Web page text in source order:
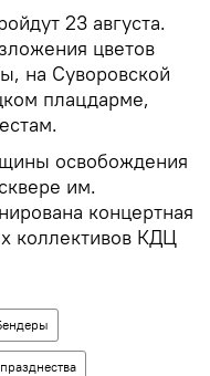
23 августа.
цветов
на Суворовской
плацдарме,
освобождения
им.
концертная
коллективов КДЦ
празднества